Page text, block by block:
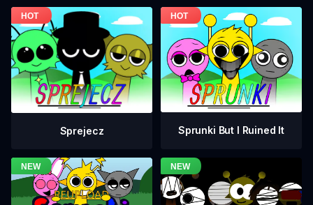
Sprejecz Sprunki But I Ruined It